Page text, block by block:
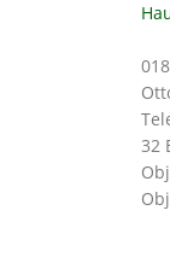
32